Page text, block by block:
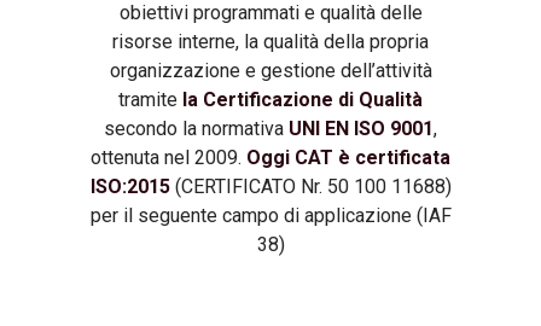
obiettivi programmati e qualità delle
risorse interne, la qualità della propria
organizzazione e gestione dell’attività
tramite la Certificazione di Qualità
secondo la normativa UNI EN ISO 9001,
ottenuta nel 2009. Oggi CAT è certificata
ISO:2015(CERTIFICATO Nr. 50 100 11688)
per il seguente campo di applicazione (IAF
38)